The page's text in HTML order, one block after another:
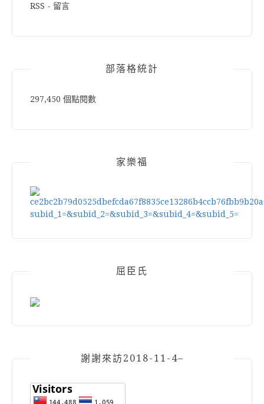
RSS - 留言
部落格統計
297,450 個點閱數
家樂福
屈臣氏
謝謝來訪2018-11-4–